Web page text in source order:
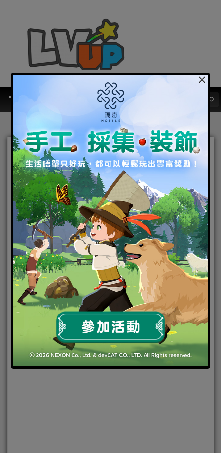
相約與你再次相遇，《夢幻
新誅仙》手遊事前預約12月9
日浪漫開啟 從草廟村初識到
魚燈夜色，PBR2.0真實遊戲
質感美景搶先看
2021-12-09|Android,IOS,事前登錄,手機遊戲
×